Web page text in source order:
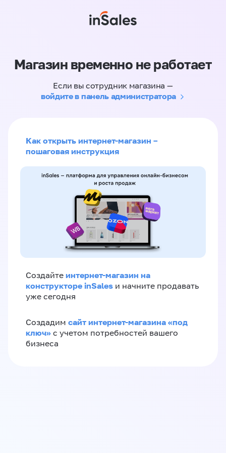
Магазин временно не работает
Если вы сотрудник магазина —
войдите в панель администратора
Как открыть интернет-магазин –
пошаговая инструкция
Создайте интернет-магазин на
конструкторе inSales и начните продавать
уже сегодня
Создадим сайт интернет-магазина «под
ключ» с учетом потребностей вашего
бизнеса